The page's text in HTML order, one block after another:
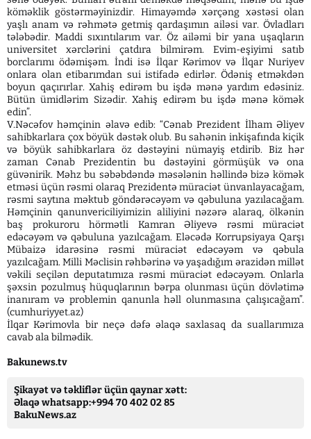
köməklik göstərməyinizdir. Himayəmdə xərçəng xəstəsi olan
yaşlı anam və rəhmətə getmiş qardaşımın ailəsi var. Övladları
tələbədir. Maddi sıxıntılarım var. Öz ailəmi bir yana uşaqların
universitet xərclərini çatdıra bilmirəm. Evim-eşiyimi satıb
borclarımı ödəmişəm. İndi isə İlqar Kərimov və İlqar Nuriyev
onlara olan etibarımdan sui istifadə edirlər. Ödəniş etməkdən
boyun qaçırırlar. Xahiş edirəm bu işdə mənə yardım edəsiniz.
Bütün ümidlərim Sizədir. Xahiş edirəm bu işdə mənə kömək
edin”.
V.Nəcəfov həmçinin əlavə edib: “Cənab Prezident İlham Əliyev
sahibkarlara çox böyük dəstək olub. Bu sahənin inkişafında kiçik
və böyük sahibkarlara öz dəstəyini nümayiş etdirib. Biz hər
zaman Cənab Prezidentin bu dəstəyini görmüşük və ona
güvənirik. Məhz bu səbəbdəndə məsələnin həllində bizə kömək
etməsi üçün rəsmi olaraq Prezidentə müraciət ünvanlayacağam,
rəsmi saytına məktub göndərəcəyəm və qəbuluna yazılacağam.
Həmçinin qanunvericiliyimizin aliliyini nəzərə alaraq, ölkənin
baş prokuroru hörmətli Kamran Əliyevə rəsmi müraciət
edəcəyəm və qəbuluna yazılcağam. Eləcədə Korrupsiyaya Qarşı
Mübaizə idarəsinə rəsmi müraciət edəcəyəm və qəbula
yazılcağam. Milli Məclisin rəhbərinə və yaşadığım ərazidən millət
vəkili seçilən deputatımıza rəsmi müraciət edəcəyəm. Onlarla
şəxsin pozulmuş hüquqlarının bərpa olunması üçün dövlətimə
inanıram və problemin qanunla həll olunmasına çalışıcağam”.
(cumhuriyyet.az)
İlqar Kərimovla bir neçə dəfə əlaqə saxlasaq da suallarımıza
cavab ala bilmədik.
Bakunews.tv
Şikayət və təkliflər üçün qaynar xətt:
Əlaqə whatsapp:+994 70 402 02 85
BakuNews.az